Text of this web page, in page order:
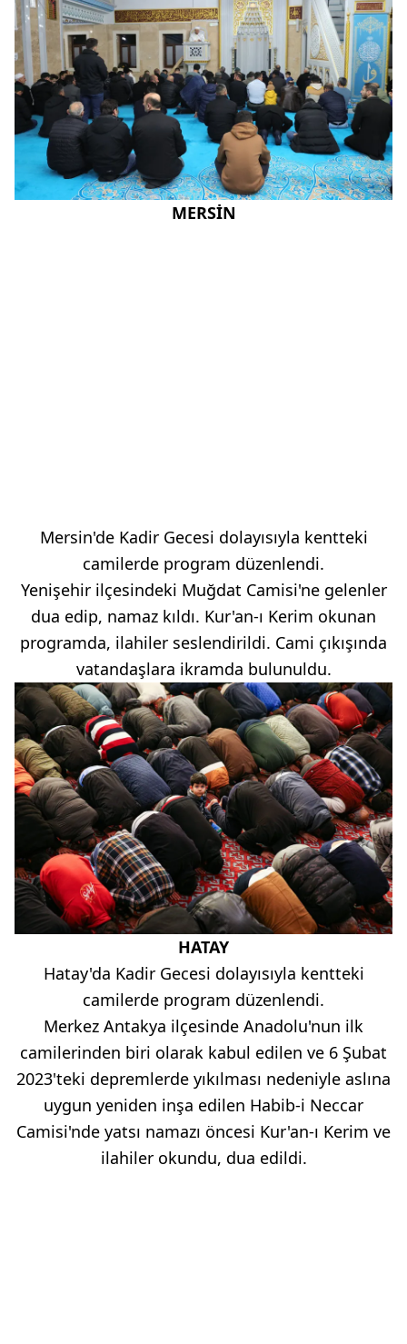
MERSİN
Mersin'de Kadir Gecesi dolayısıyla kentteki
camilerde program düzenlendi.
Yenişehir ilçesindeki Muğdat Camisi'ne gelenler
dua edip, namaz kıldı. Kur'an-ı Kerim okunan
programda, ilahiler seslendirildi. Cami çıkışında
vatandaşlara ikramda bulunuldu.
HATAY
Hatay'da Kadir Gecesi dolayısıyla kentteki
camilerde program düzenlendi.
Merkez Antakya ilçesinde Anadolu'nun ilk
camilerinden biri olarak kabul edilen ve 6 Şubat
2023'teki depremlerde yıkılması nedeniyle aslına
uygun yeniden inşa edilen Habib-i Neccar
Camisi'nde yatsı namazı öncesi Kur'an-ı Kerim ve
ilahiler okundu, dua edildi.